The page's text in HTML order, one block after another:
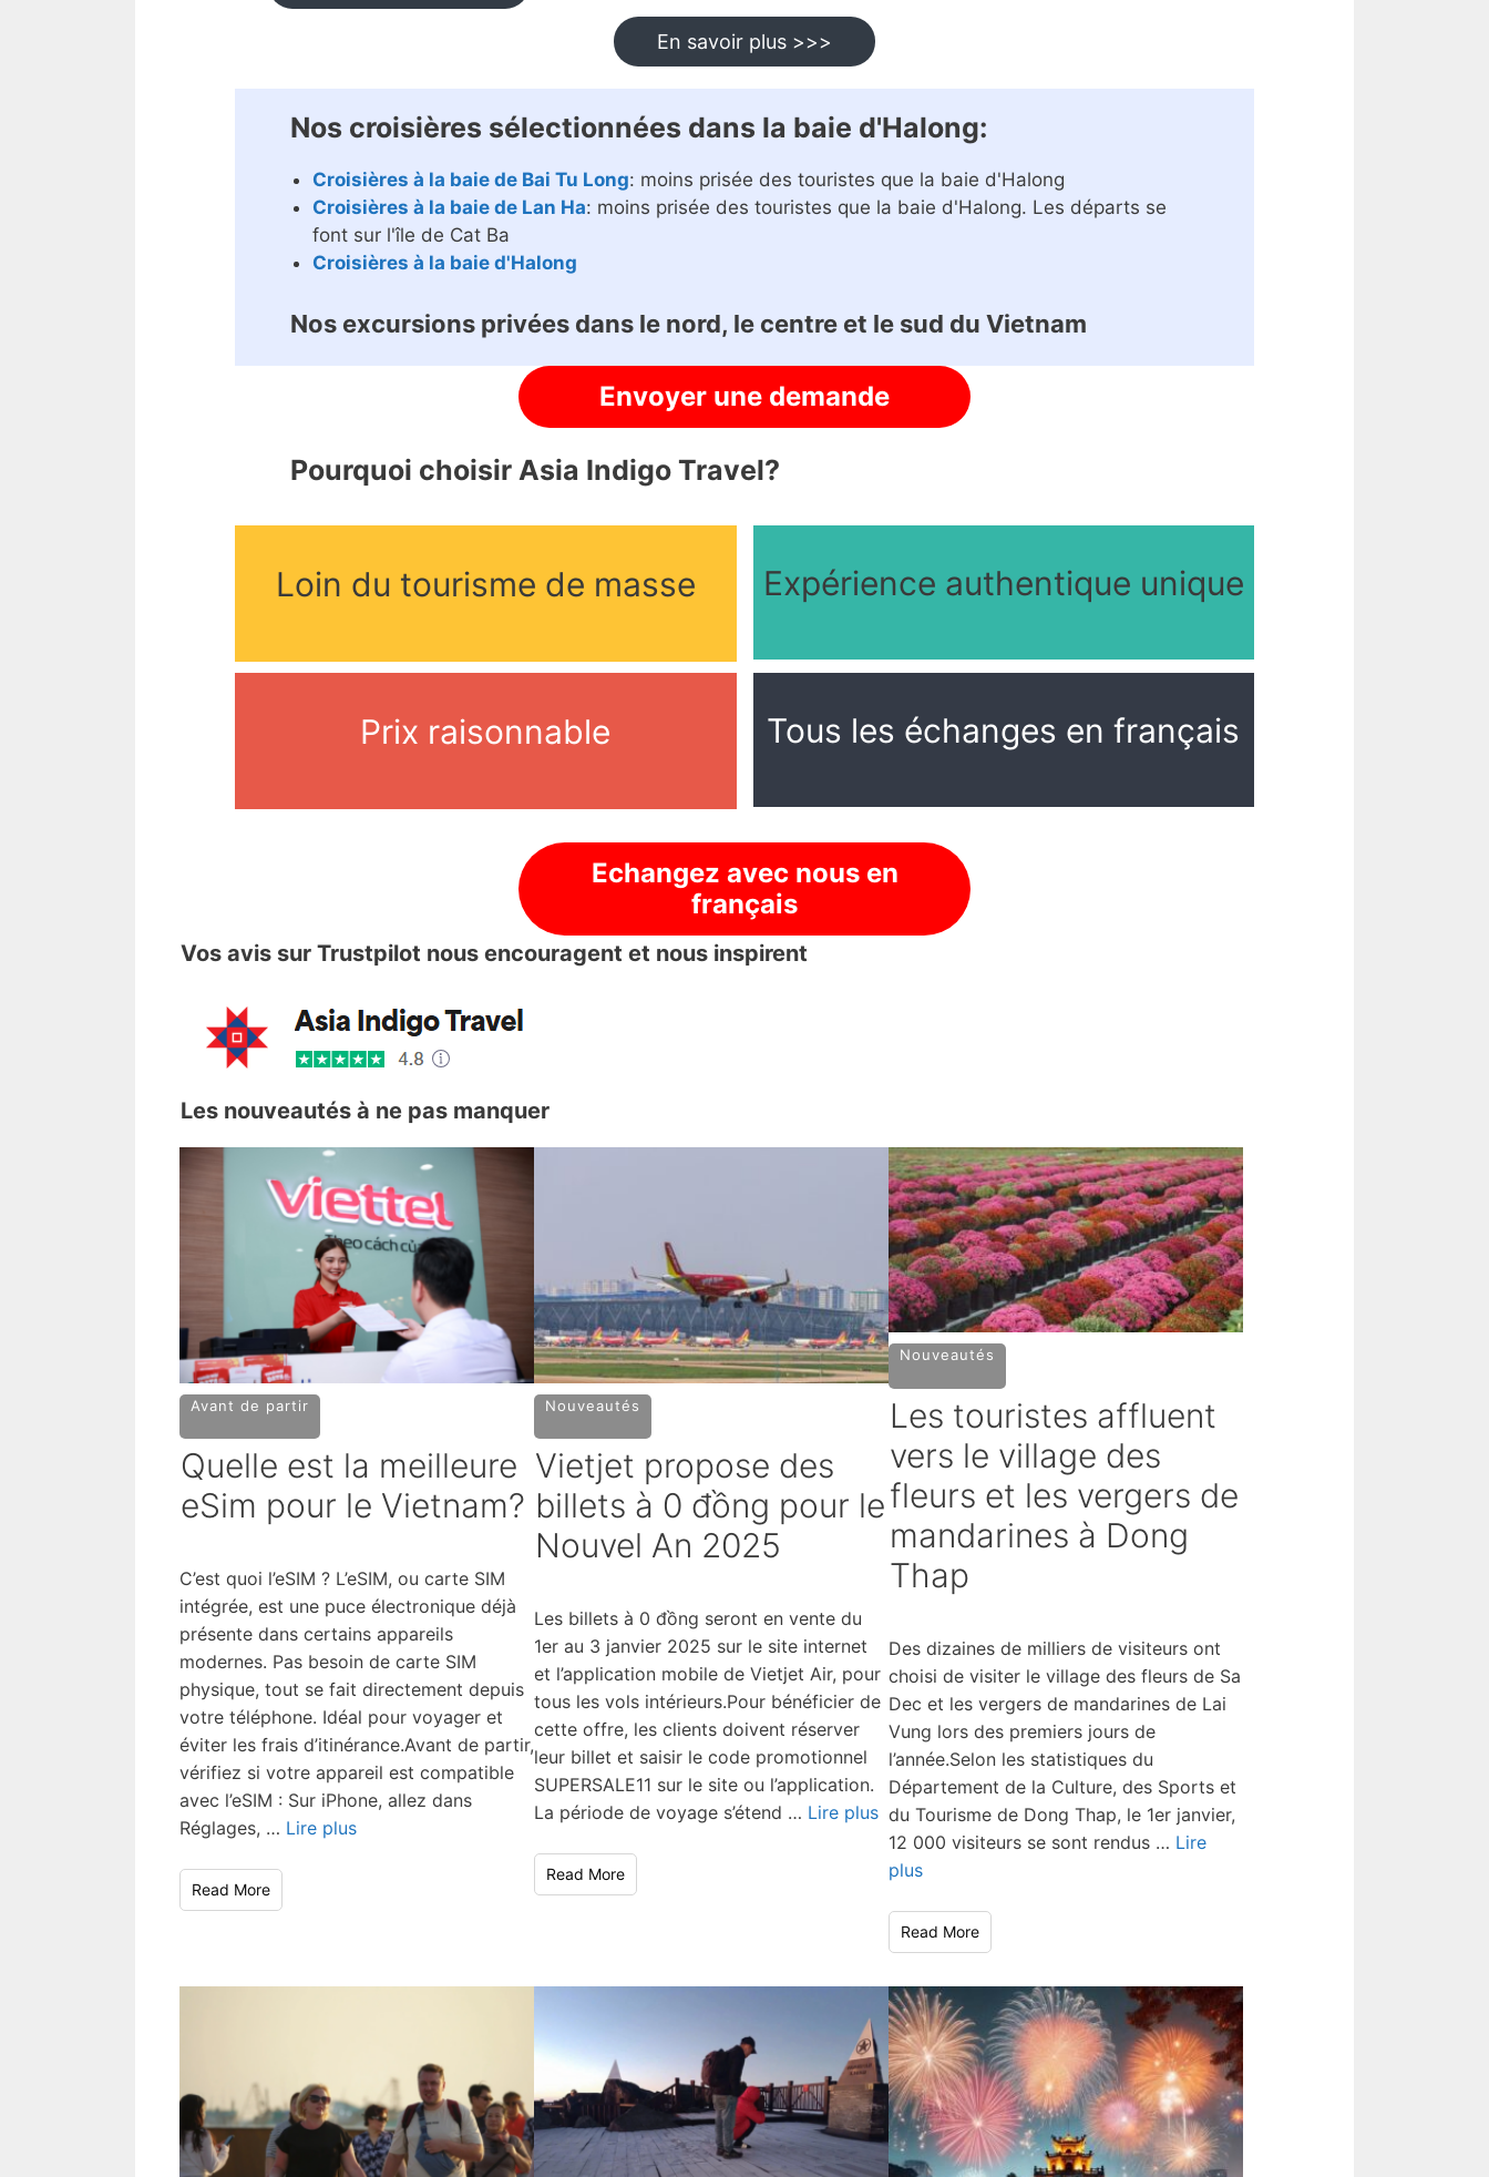
En savoir plus >>>
Nos croisières sélectionnées dans la baie d'Halong:
Croisières à la baie de Bai Tu Long: moins prisée des touristes que la baie d'Halong
Croisières à la baie de Lan Ha: moins prisée des touristes que la baie d'Halong. Les départs se
font sur l'île de Cat Ba
Croisières à la baie d'Halong
Nos excursions privées dans le nord, le centre et le sud du Vietnam
Envoyer une demande
Pourquoi choisir Asia Indigo Travel?
Loin du tourisme de masse Expérience authentique unique
Prix raisonnable Tous les échanges en français
Echangez avec nous en
français
Vos avis sur Trustpilot nous encouragent et nous inspirent
Les nouveautés à ne pas manquer
Avant de partir
Quelle est la meilleure
eSim pour le Vietnam?
C’est quoi l’eSIM ? L’eSIM, ou carte SIM
intégrée, est une puce électronique déjà
présente dans certains appareils
modernes. Pas besoin de carte SIM
physique, tout se fait directement depuis
votre téléphone. Idéal pour voyager et
éviter les frais d’itinérance.Avant de partir,
vérifiez si votre appareil est compatible
avec l’eSIM : Sur iPhone, allez dans
Réglages, … Lire plus
Read More
Nouveautés
Vietjet propose des
billets à 0 đồng pour le
Nouvel An 2025
Les billets à 0 đồng seront en vente du
1er au 3 janvier 2025 sur le site internet
et l’application mobile de Vietjet Air, pour
tous les vols intérieurs.Pour bénéficier de
cette offre, les clients doivent réserver
leur billet et saisir le code promotionnel
SUPERSALE11 sur le site ou l’application.
La période de voyage s’étend … Lire plus
Read More
Nouveautés
Les touristes affluent
vers le village des
fleurs et les vergers de
mandarines à Dong
Thap
Des dizaines de milliers de visiteurs ont
choisi de visiter le village des fleurs de Sa
Dec et les vergers de mandarines de Lai
Vung lors des premiers jours de
l’année.Selon les statistiques du
Département de la Culture, des Sports et
du Tourisme de Dong Thap, le 1er janvier,
12 000 visiteurs se sont rendus … Lire
plus
Read More